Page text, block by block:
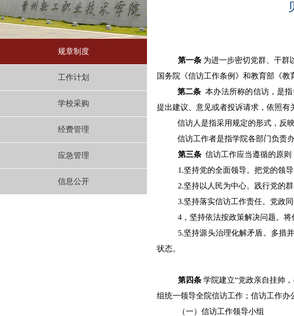
规章制度
工作计划
学校采购
经费管理
应急管理
信息公开
第一条 为进一步密切党群、干群
国务院《信访工作条例》和教育部《教
第二条 本办法所称的信访，是
提出建议、意见或者投诉请求，依照有
信访人是指采用规定的形式，反
信访工作者是指学院各部门负责
第三条 信访工作应当遵循的原则
1.坚持党的全面领导。把党的领
2.坚持以人民为中心。践行党的
3.坚持落实信访工作责任。党政
4， 坚持依法按政策解决问题。
5.坚持源头治理化解矛盾。多措
状态。
第四条 学院建立“党政亲自挂帅
组统一领导全院信访工作；信访工作办
（一） 信访工作领导小组